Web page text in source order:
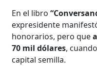
En el libro
expresidente
honorarios, pero que
70 mil dólares,
capital semilla.